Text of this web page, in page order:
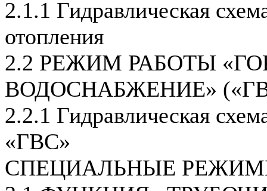
2.1.1 Гидравлическая
отопления
2.2 РЕЖИМ РАБОТЫ
ВОДОСНАБЖЕНИЕ»
2.2.1 Гидравлическая
«ГВС»
СПЕЦИАЛЬНЫЕ